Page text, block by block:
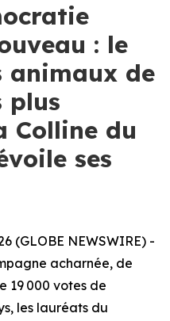
: le
animaux de
plus
Colline du
ses
(GLOBE NEWSWIRE) -
acharnée, de
19 000 votes de
les lauréats du